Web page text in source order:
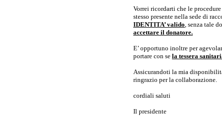
Vorrei ricordarti che le
stesso presente nella sede di
IDENTITA’ valido, senza tale
accettare il donatore.
E’ opportuno inoltre per
portare con se la tessera
Assicurandoti la mia
ringrazio per la collaborazione.
cordiali saluti
Il presidente